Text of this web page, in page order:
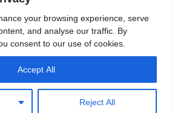
your browsing experience, serve
and analyse our traffic. By
consent to our use of cookies.
Reject All
Accept All
by TagDiv chiptuning chiptuning